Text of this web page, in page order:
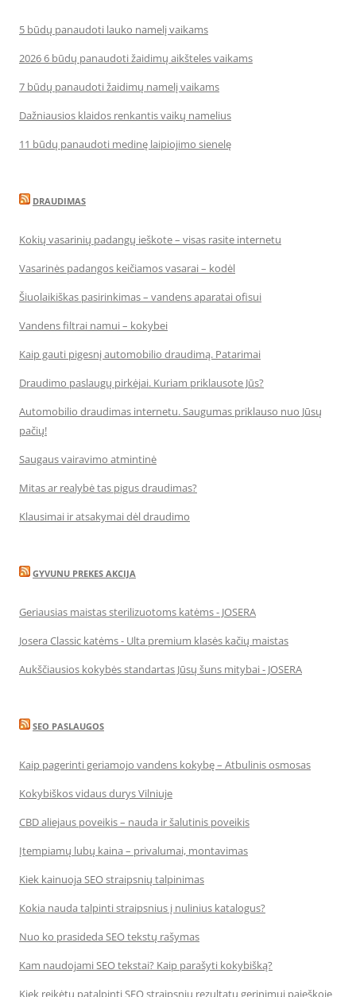
5 būdų panaudoti lauko namelį vaikams
2026 6 būdų panaudoti žaidimų aikšteles vaikams
7 būdų panaudoti žaidimų namelį vaikams
Dažniausios klaidos renkantis vaikų namelius
11 būdų panaudoti medinę laipiojimo sienelę
DRAUDIMAS
Kokių vasarinių padangų ieškote – visas rasite internetu
Vasarinės padangos keičiamos vasarai – kodėl
Šiuolaikiškas pasirinkimas – vandens aparatai ofisui
Vandens filtrai namui – kokybei
Kaip gauti pigesnį automobilio draudimą. Patarimai
Draudimo paslaugų pirkėjai. Kuriam priklausote Jūs?
Automobilio draudimas internetu. Saugumas priklauso nuo Jūsų
pačių!
Saugaus vairavimo atmintinė
Mitas ar realybė tas pigus draudimas?
Klausimai ir atsakymai dėl draudimo
GYVUNU PREKES AKCIJA
Geriausias maistas sterilizuotoms katėms - JOSERA
Josera Classic katėms - Ulta premium klasės kačių maistas
Aukščiausios kokybės standartas Jūsų šuns mitybai - JOSERA
SEO PASLAUGOS
Kaip pagerinti geriamojo vandens kokybę – Atbulinis osmosas
Kokybiškos vidaus durys Vilniuje
CBD aliejaus poveikis – nauda ir šalutinis poveikis
Įtempiamų lubų kaina – privalumai, montavimas
Kiek kainuoja SEO straipsnių talpinimas
Kokia nauda talpinti straipsnius į nulinius katalogus?
Nuo ko prasideda SEO tekstų rašymas
Kam naudojami SEO tekstai? Kaip parašyti kokybišką?
Kiek reikėtų patalpinti SEO straipsnių rezultatų gerinimui paieškoje